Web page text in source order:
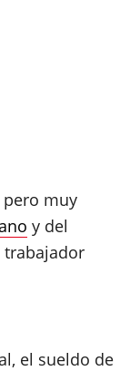
pero muy
y del
trabajador
el sueldo de